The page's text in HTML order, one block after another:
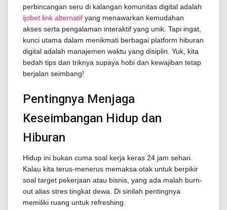
perbincangan seru di kalangan komunitas digital adalah
ijobet link alternatif yang menawarkan kemudahan
akses serta pengalaman interaktif yang unik. Tapi ingat,
kunci utama dalam menikmati berbagai platform hiburan
digital adalah manajemen waktu yang disiplin. Yuk, kita
bedah tips dan triknya supaya hobi dan kewajiban tetap
berjalan seimbang!
Pentingnya Menjaga
Keseimbangan Hidup dan
Hiburan
Hidup ini bukan cuma soal kerja keras 24 jam sehari.
Kalau kita terus-menerus memaksa otak untuk berpikir
soal target pekerjaan atau bisnis, yang ada malah burn-
out alias stres tingkat dewa. Di sinilah pentingnya
memiliki ruang untuk refreshing.